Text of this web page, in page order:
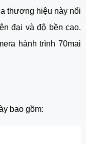
thương hiệu này nổi
đại và độ bền cao.
hành trình 70mai
bao gồm: